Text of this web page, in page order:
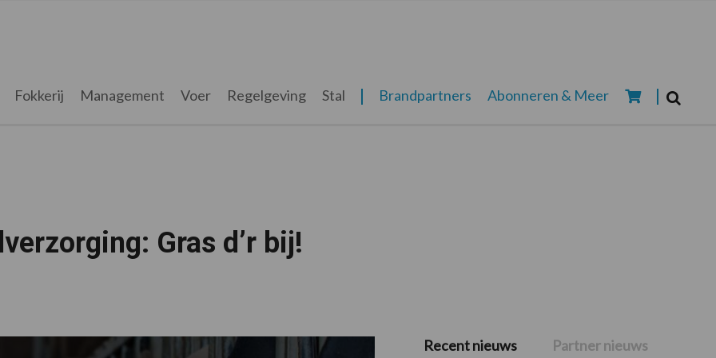
Fokkerij Management Voer Regelgeving Stal Brandpartners Abonneren & Meer
Gras d’r bij!
Primaire
Recent nieuws Partner nieuws